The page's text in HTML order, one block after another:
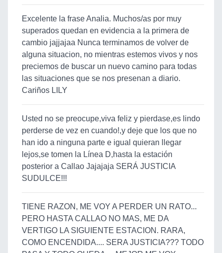
Excelente la frase Analia. Muchos/as por muy
superados quedan en evidencia a la primera de
cambio jajjajaa Nunca terminamos de volver de
alguna situacion, no mientras estemos vivos y nos
preciemos de buscar un nuevo camino para todas
las situaciones que se nos presenan a diario.
Cariños LILY
Usted no se preocupe,viva feliz y pierdase,es lindo
perderse de vez en cuando!,y deje que los que no
han ido a ninguna parte e igual quieran llegar
lejos,se tomen la Línea D,hasta la estación
posterior a Callao Jajajaja SERÁ JUSTICIA
SUDULCE!!!
TIENE RAZON, ME VOY A PERDER UN RATO...
PERO HASTA CALLAO NO MAS, ME DA
VERTIGO LA SIGUIENTE ESTACION. RARA,
COMO ENCENDIDA.... SERA JUSTICIA??? TODO